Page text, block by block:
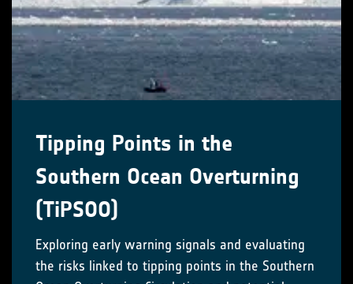
Tipping Points in the
Southern Ocean Overturning
(TiPSOO)
Exploring early warning signals and evaluating
the risks linked to tipping points in the Southern